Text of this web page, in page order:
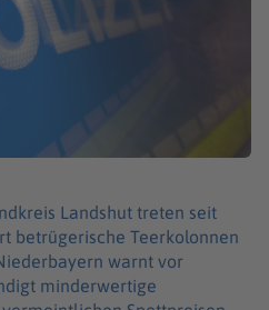
Landshut treten seit
betrügerische Teerkolonnen
warnt vor
minderwertige